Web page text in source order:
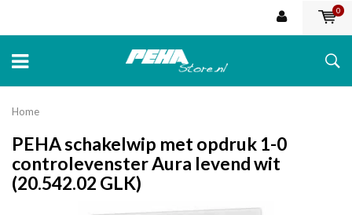
0
Home
PEHA schakelwip met opdruk 1-0
controlevenster Aura levend wit
(20.542.02 GLK)